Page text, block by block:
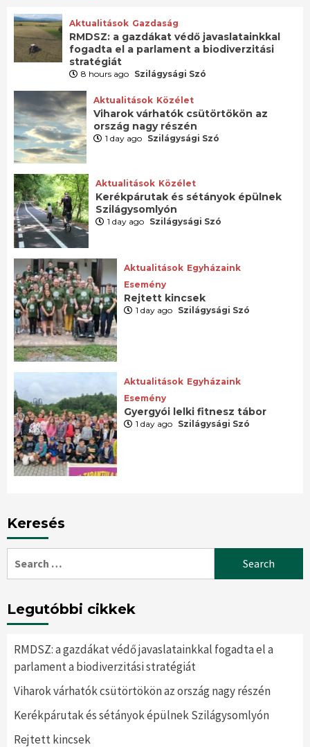
Aktualitások Gazdaság
RMDSZ: a gazdákat védő javaslatainkkal
fogadta el a parlament a biodiverzitási
stratégiát
8 hours ago Szilágysági Szó
Aktualitások Közélet
Viharok várhatók csütörtökön az
ország nagy részén
1 day ago Szilágysági Szó
Aktualitások Közélet
Kerékpárutak és sétányok épülnek
Szilágysomlyón
1 day ago Szilágysági Szó
Aktualitások Egyházaink
Esemény
Rejtett kincsek
1 day ago Szilágysági Szó
Aktualitások Egyházaink
Esemény
Gyergyói lelki fitnesz tábor
1 day ago Szilágysági Szó
Keresés
for:
Legutóbbi cikkek
RMDSZ: a gazdákat védő javaslatainkkal fogadta el a
parlament a biodiverzitási stratégiát
Viharok várhatók csütörtökön az ország nagy részén
Kerékpárutak és sétányok épülnek Szilágysomlyón
Rejtett kincsek